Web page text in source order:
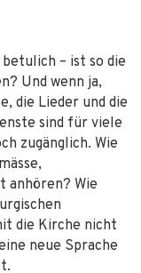
– ist so die
Und wenn ja,
die Lieder und die
sind für viele
zugänglich. Wie
anhören? Wie
die Kirche nicht
neue Sprache